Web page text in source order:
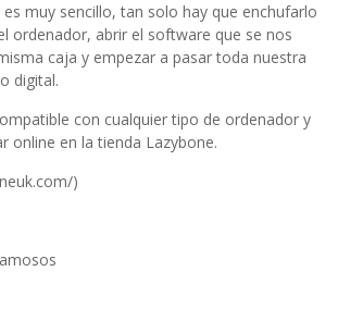
muy sencillo, tan solo hay que enchufarlo
ordenador, abrir el software que se nos
caja y empezar a pasar toda nuestra
digital.
con cualquier tipo de ordenador y
online en la tienda Lazybone.
)